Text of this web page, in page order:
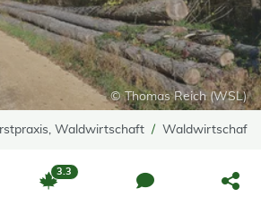
© Thomas Reich (WSL)
Waldwirtschaft Waldwirtschaft
3.3